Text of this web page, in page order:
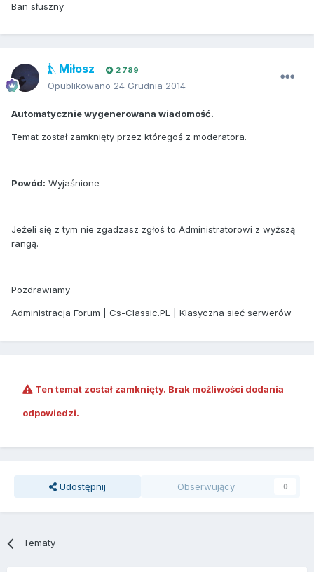
Ban słuszny
Miłosz 2 789
Opublikowano 24 Grudnia 2014
Automatycznie wygenerowana wiadomość.
Temat został zamknięty przez któregoś z moderatora.
Powód: Wyjaśnione
Jeżeli się z tym nie zgadzasz zgłoś to Administratorowi z wyższą
rangą.
Pozdrawiamy
Administracja Forum | Cs-Classic.PL | Klasyczna sieć serwerów
Ten temat został zamknięty. Brak możliwości dodania
odpowiedzi.
Udostępnij Obserwujący 0
Tematy